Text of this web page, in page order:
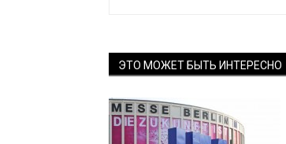
ЭТО МОЖЕТ БЫТЬ ИНТЕРЕСНО